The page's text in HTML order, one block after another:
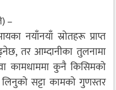
–
नयाँनयाँ स्रोतहरू प्राप्त
तर आम्दानीका तुलनामा
कामधाममा कुनै किसिमको
सट्टा कामको गुणस्तर